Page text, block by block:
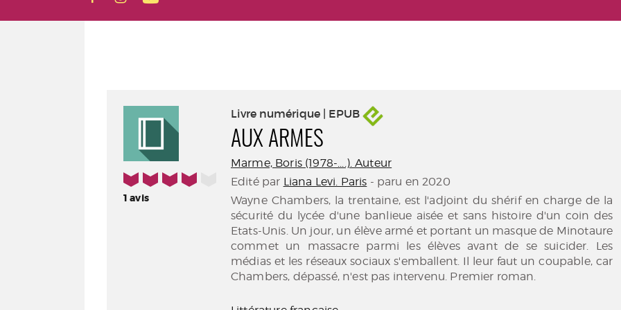
4/5
1avis
Livre numérique | EPUB
AUX ARMES
Marme, Boris (1978-....). Auteur
Edité par Liana Levi. Paris - paru en 2020
Wayne Chambers, la trentaine, est l'adjoint du shérif en charge de la
sécurité du lycée d'une banlieue aisée et sans histoire d'un coin des
Etats-Unis. Un jour, un élève armé et portant un masque de Minotaure
commet un massacre parmi les élèves avant de se suicider. Les
médias et les réseaux sociaux s'emballent. Il leur faut un coupable, car
Chambers, dépassé, n'est pas intervenu. Premier roman.